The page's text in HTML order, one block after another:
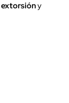
extorsióny